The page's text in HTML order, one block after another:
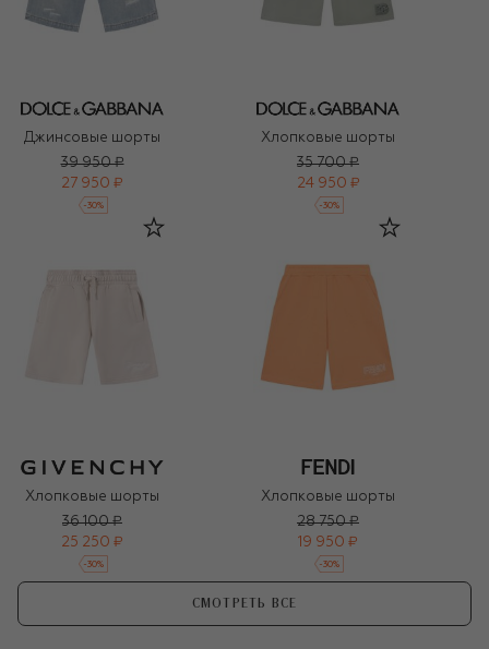
Джинсовые шорты
39 950 ₽
27 950 ₽
-30%
Хлопковые шорты
35 700 ₽
24 950 ₽
-30%
Хлопковые шорты
36 100 ₽
25 250 ₽
-30%
Хлопковые шорты
28 750 ₽
19 950 ₽
-30%
СМОТРЕТЬ ВСЕ